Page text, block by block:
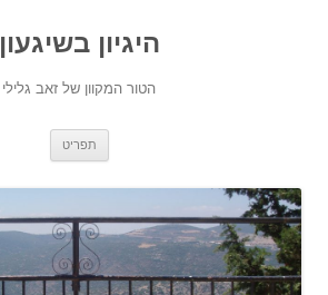
היגיון בשיגעון
הטור המקוון של זאב גלילי
תפריט